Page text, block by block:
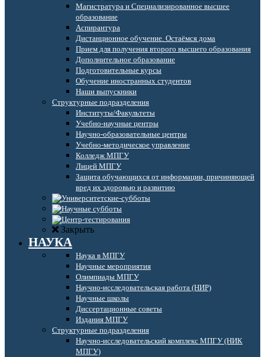
Магистратура и Специализированное высшее
образование
Аспирантура
Дистанционное обучение. Остаёмся дома
Прием для получения второго высшего образования
Дополнительное образование
Подготовительные курсы
Обучение иностранных студентов
Наши выпускники
Структурные подразделения
Институты/Факультеты
Учебно-научные центры
Научно-образовательные центры
Учебно-методическое управление
Колледж МПГУ
Лицей МПГУ
Защита обучающихся от информации, причиняющей
вред их здоровью и развитию
Закрыть
НАУКА
Наука в МПГУ
Научные мероприятия
Олимпиады МПГУ
Научно-исследовательская работа (НИР)
Научные школы
Диссертационные советы
Издания МПГУ
Структурные подразделения
Научно-исследовательский комплекс МПГУ (НИК
МПГУ)